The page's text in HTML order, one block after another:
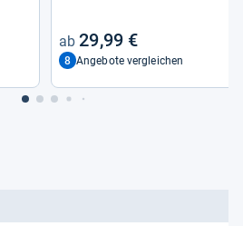
29,99 €
8 Angebote vergleichen